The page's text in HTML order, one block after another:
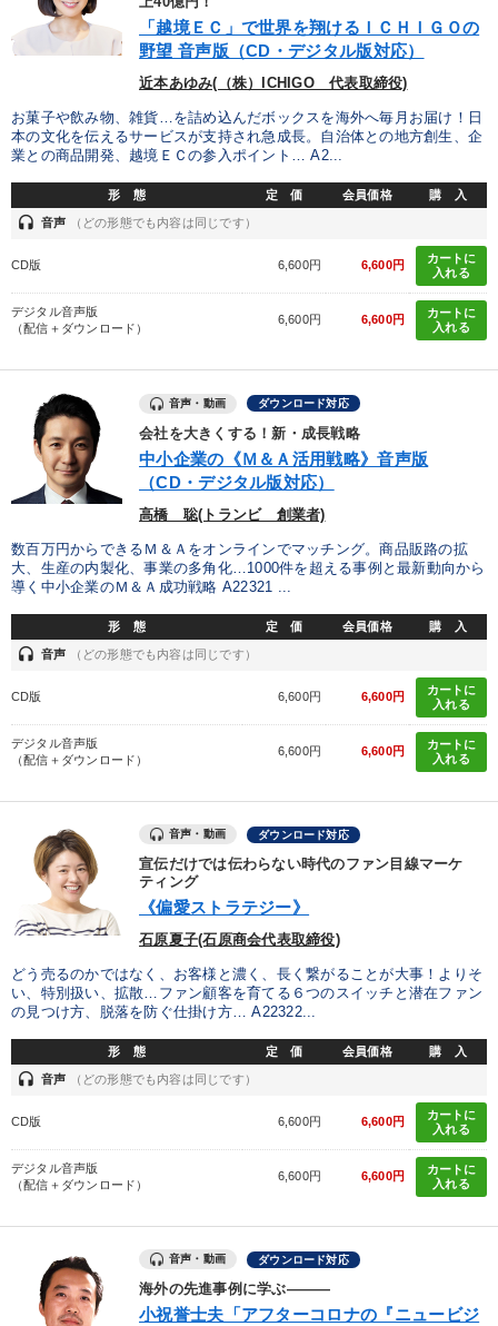
「越境ＥＣ」で世界を翔けるＩＣＨＩＧＯの
野望 音声版（CD・デジタル版対応）
近本あゆみ(（株）ICHIGO 代表取締役)
お菓子や飲み物、雑貨…を詰め込んだボックスを海外へ毎月お届け！日
本の文化を伝えるサービスが支持され急成長。自治体との地方創生、企
業との商品開発、越境ＥＣの参入ポイント… A2...
形 態 定 価 会員価格 購 入
headset 音声 （どの形態でも内容は同じです）
CD版 6,600円 6,600円
カートに
入れる
デジタル音声版
（配信＋ダウンロード）
6,600円 6,600円
カートに
入れる
音声・動画 ダウンロード対応
会社を大きくする！新・成長戦略
中小企業の《Ｍ＆Ａ活用戦略》音声版
（CD・デジタル版対応）
高橋 聡(トランビ 創業者)
数百万円からできるＭ＆Ａをオンラインでマッチング。商品販路の拡
大、生産の内製化、事業の多角化…1000件を超える事例と最新動向から
導く中小企業のＭ＆Ａ成功戦略 A22321 ...
形 態 定 価 会員価格 購 入
headset 音声 （どの形態でも内容は同じです）
CD版 6,600円 6,600円
カートに
入れる
デジタル音声版
（配信＋ダウンロード）
6,600円 6,600円
カートに
入れる
音声・動画 ダウンロード対応
宣伝だけでは伝わらない時代のファン目線マーケ
ティング
《偏愛ストラテジー》
石原夏子(石原商会代表取締役)
どう売るのかではなく、お客様と濃く、長く繋がることが大事！よりそ
い、特別扱い、拡散…ファン顧客を育てる６つのスイッチと潜在ファン
の見つけ方、脱落を防ぐ仕掛け方… A22322...
形 態 定 価 会員価格 購 入
headset 音声 （どの形態でも内容は同じです）
CD版 6,600円 6,600円
カートに
入れる
デジタル音声版
（配信＋ダウンロード）
6,600円 6,600円
カートに
入れる
音声・動画 ダウンロード対応
海外の先進事例に学ぶ―――
小祝誉士夫「アフターコロナの『ニュービジ